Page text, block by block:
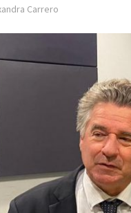
Carrero